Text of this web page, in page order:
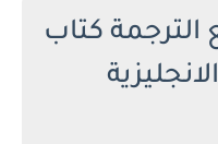
كتاب